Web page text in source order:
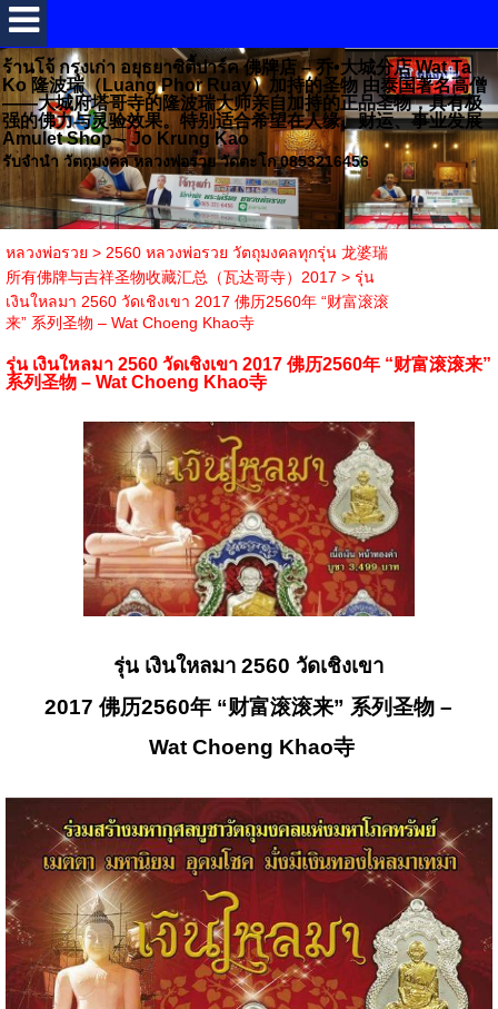
ร้านโจ้ กรุงเก่า อยุธยาซิตี้ปาร์ค 佛牌店 – 乔•大城分店 Wat Ta
Ko 隆波瑞（Luang Phor Ruay）加持的圣物 由泰国著名高僧
——大城府塔哥寺的隆波瑞大师亲自加持的正品圣物，具有极
强的佛力与灵验效果。特别适合希望在人缘、财运、事业发展
Amulet Shop – Jo Krung Kao
รับจำนำ วัตถุมงคล หลวงพ่อรวย วัดตะโก 0853216456
หลวงพ่อรวย > 2560 หลวงพ่อรวย วัตถุมงคลทุกรุ่น 龙婆瑞
所有佛牌与吉祥圣物收藏汇总（瓦达哥寺）2017 > รุ่น
เงินใหลมา 2560 วัดเชิงเขา 2017 佛历2560年 “财富滚滚
来” 系列圣物 – Wat Choeng Khao寺
รุ่น เงินใหลมา 2560 วัดเชิงเขา 2017 佛历2560年 “财富滚滚来”
系列圣物 – Wat Choeng Khao寺
รุ่น เงินใหลมา 2560 วัดเชิงเขา
2017 佛历2560年 “财富滚滚来” 系列圣物 –
Wat Choeng Khao寺